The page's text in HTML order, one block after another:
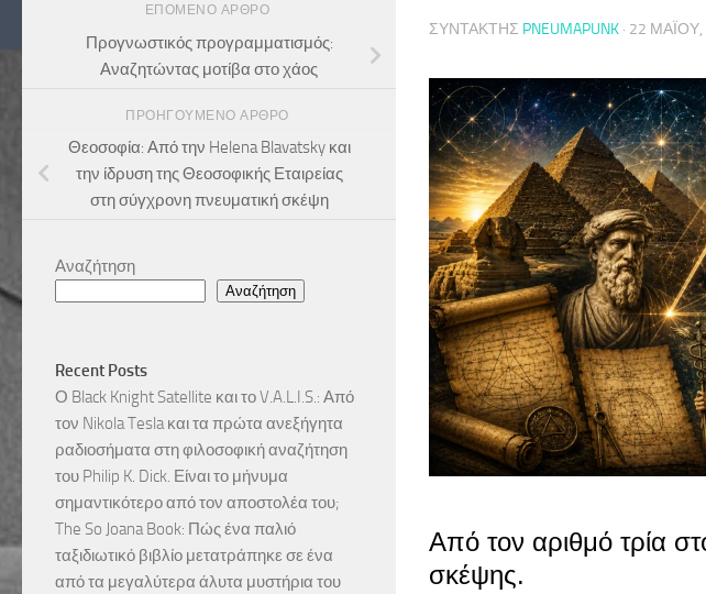
ΣΥΝΤΆΚΤΗΣ PNEUMAPUNK · 22 ΜΑΪ́ΟΥ,
Από τον αριθμό τρία
σκέψης.
ΕΠΌΜΕΝΟ ΆΡΘΡΟ
Προγνωστικός προγραμματισμός:
Αναζητώντας μοτίβα στο χάος
ΠΡΟΗΓΟΎΜΕΝΟ ΆΡΘΡΟ
Θεοσοφία: Από την Helena Blavatsky και
την ίδρυση της Θεοσοφικής Εταιρείας
στη σύγχρονη πνευματική σκέψη
Αναζήτηση
Αναζήτηση
Recent Posts
Ο Black Knight Satellite και το V.A.L.I.S.: Από
τον Nikola Tesla και τα πρώτα ανεξήγητα
ραδιοσήματα στη φιλοσοφική αναζήτηση
του Philip K. Dick. Είναι το μήνυμα
σημαντικότερο από τον αποστολέα του;
The So Joana Book: Πώς ένα παλιό
ταξιδιωτικό βιβλίο μετατράπηκε σε ένα
από τα μεγαλύτερα άλυτα μυστήρια του